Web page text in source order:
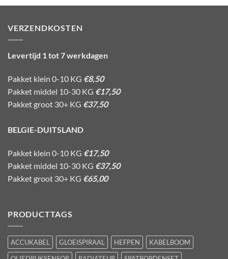
VERZENDKOSTEN
Levertijd 1 tot 7 werkdagen
Pakket klein 0-10 KG €8,50
Pakket middel 10-30 KG €17,50
Pakket groot 30+ KG €37,50
BELGIE-DUITSLAND
Pakket klein 0-10 KG €17,50
Pakket middel 10-30 KG €37,50
Pakket groot 30+ KG €65,00
PRODUCTTAGS
ACCUKABEL GLOEISPIRAAL HEFPEN
KABELBOOM